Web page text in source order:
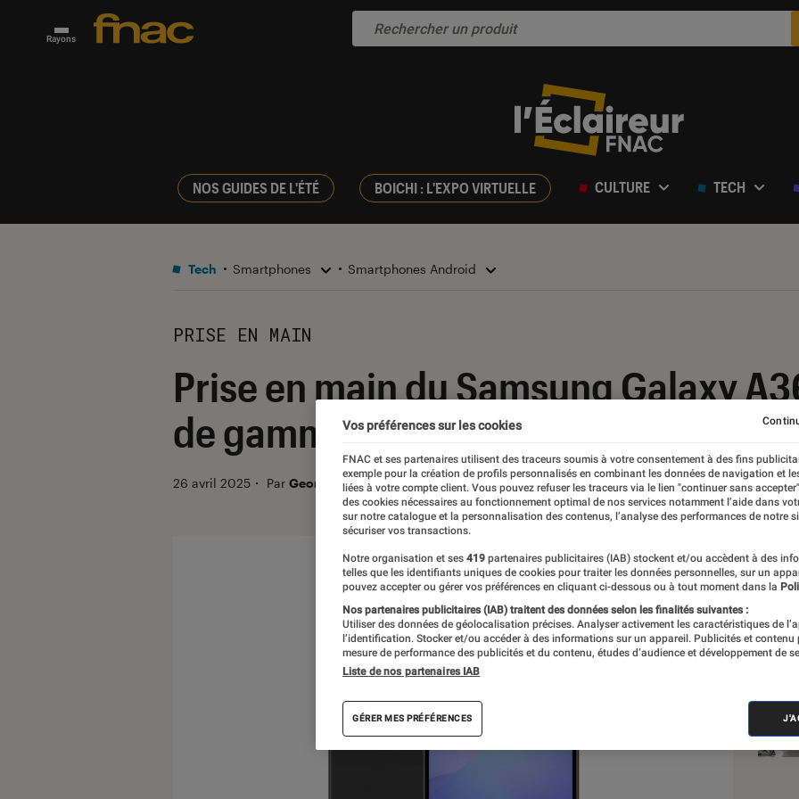
Rayons
NOS GUIDES DE L'ÉTÉ BOICHI : L'EXPO VIRTUELLE CULTURE TECH
Tech Smartphones Smartphones Android
PRISE EN MAIN
Prise en main du Samsung Galaxy
de gamme rassurant
26 avril 2025 ・ Par Georges Prat
VOIR
Vos préférences sur les cookies
FNAC et ses partenaires utilisent des traceurs soumis à votre consentement à des fins
exemple pour la création de profils personnalisés en combinant les données de navigation et
liées à votre compte client. Vous pouvez refuser les traceurs via le lien "continuer sans
des cookies nécessaires au fonctionnement optimal de nos services notamment l’aide dans
sur notre catalogue et la personnalisation des contenus, l’analyse des performances de notre
sécuriser vos transactions.
Notre organisation et ses 419 partenaires publicitaires (IAB) stockent et/ou accèdent à des
telles que les identifiants uniques de cookies pour traiter les données personnelles, sur un
pouvez accepter ou gérer vos préférences en cliquant ci-dessous ou à tout moment dans la
Nos partenaires publicitaires (IAB) traitent des données selon les finalités suivantes :
Utiliser des données de géolocalisation précises. Analyser activement les caractéristiques de
l’identification. Stocker et/ou accéder à des informations sur un appareil. Publicités et contenu
mesure de performance des publicités et du contenu, études d’audience et développement de
Liste de nos partenaires IAB
GÉRER MES PRÉFÉRENCES